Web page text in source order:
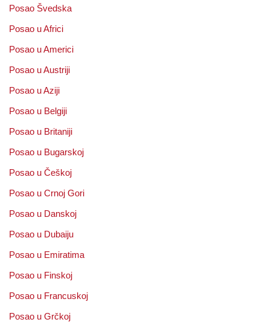
Posao Švedska
Posao u Africi
Posao u Americi
Posao u Austriji
Posao u Aziji
Posao u Belgiji
Posao u Britaniji
Posao u Bugarskoj
Posao u Češkoj
Posao u Crnoj Gori
Posao u Danskoj
Posao u Dubaiju
Posao u Emiratima
Posao u Finskoj
Posao u Francuskoj
Posao u Grčkoj